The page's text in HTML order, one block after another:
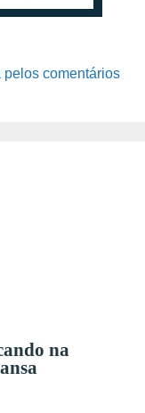
comentários
na